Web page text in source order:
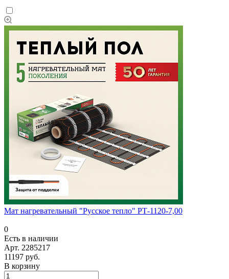
Мат нагревательный "Русское тепло" РТ-1120-7,00
0
Есть в наличии
Арт. 2285217
11197 руб.
В корзину